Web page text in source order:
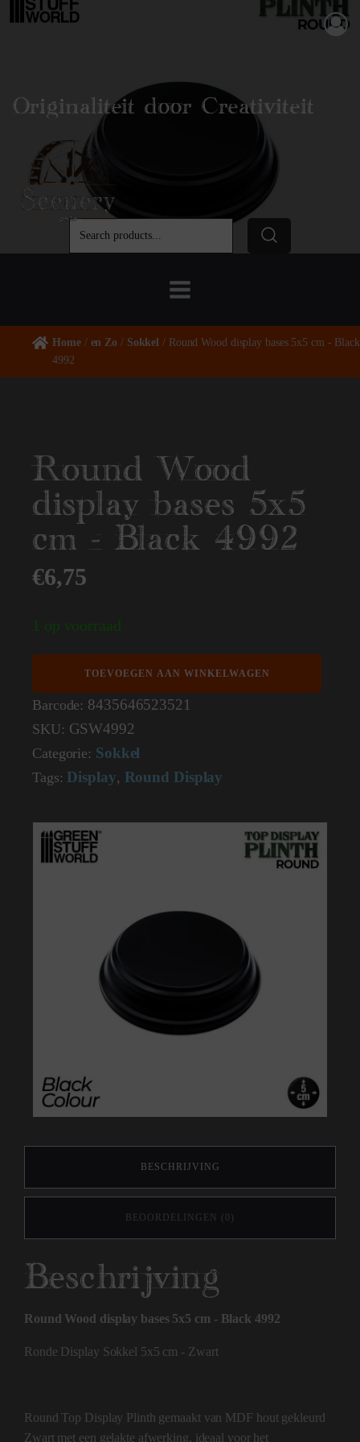
Originaliteit door Creativiteit
Home/ en Zo / Sokkel / Round Wood display bases 5x5 cm - Black
4992
Round Wood
display bases 5x5
cm - Black 4992
€6,75
1 op voorraad
display
5x5
-
Black
TOEVOEGEN AAN WINKELWAGEN
Barcode: 8435646523521
SKU: GSW4992
Categorie: Sokkel
Tags: Display, Round Display
BESCHRIJVING
BEOORDELINGEN (0)
Beschrijving
Round Wood display bases 5x5 cm - Black 4992
Ronde Display Sokkel 5x5 cm - Zwart
Round Top Display Plinth gemaakt van MDF hout gekleurd
Zwart met een gelakte afwerking, ideaal voor het